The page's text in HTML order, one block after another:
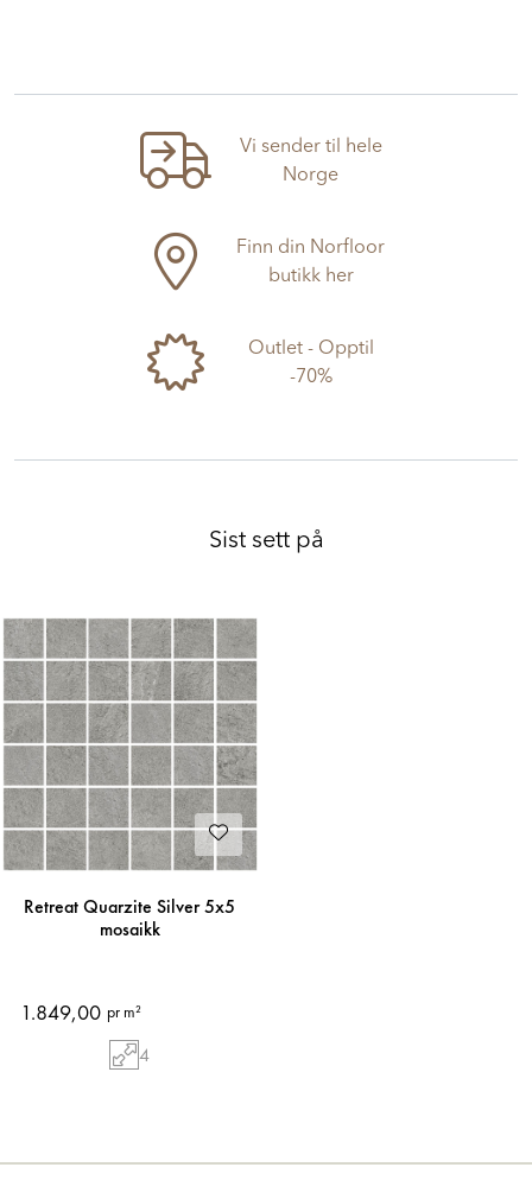
Vi sender til hele
Norge
Finn din Norfloor
butikk her
Outlet - Opptil
-70%
Sist sett på
Retreat Quarzite Silver 5x5
mosaikk
1.849,00 pr m²
4